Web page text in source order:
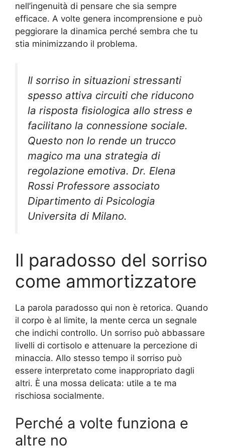
nell’ingenuità di pensare che sia sempre
efficace. A volte genera incomprensione e può
peggiorare la dinamica perché sembra che tu
stia minimizzando il problema.
Il sorriso in situazioni stressanti
spesso attiva circuiti che riducono
la risposta fisiologica allo stress e
facilitano la connessione sociale.
Questo non lo rende un trucco
magico ma una strategia di
regolazione emotiva. Dr. Elena
Rossi Professore associato
Dipartimento di Psicologia
Universita di Milano.
Il paradosso del sorriso
come ammortizzatore
La parola paradosso qui non è retorica. Quando
il corpo è al limite, la mente cerca un segnale
che indichi controllo. Un sorriso può abbassare
livelli di cortisolo e attenuare la percezione di
minaccia. Allo stesso tempo il sorriso può
essere interpretato come inappropriato dagli
altri. È una mossa delicata: utile a te ma
rischiosa socialmente.
Perché a volte funziona e
altre no